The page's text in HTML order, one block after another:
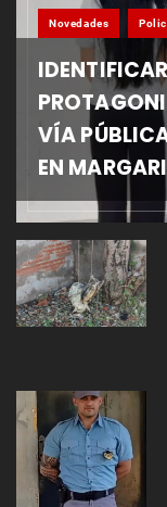
Novedades
VÍA
EN